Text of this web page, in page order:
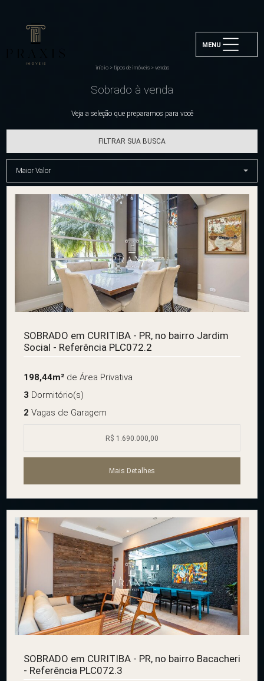
MENU
início> tipos de imóveis> vendas
Sobrado à venda
Veja a seleção que preparamos para você
FILTRAR SUA BUSCA
Maior Valor
SOBRADO em CURITIBA - PR, no bairro Jardim
Social - Referência PLC072.2
198,44m²de Área Privativa
3 Dormitório(s)
2 Vagas de Garagem
R$ 1.690.000,00
Mais Detalhes
SOBRADO em CURITIBA - PR, no bairro Bacacheri
- Referência PLC072.3